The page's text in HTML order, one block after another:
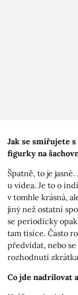
Jak se smiřujete
figurky na
Špatně, to je
u videa. Je to o
v tomhle krásná,
jiný než ostatní
se periodicky
tam tisíce. Často
předvídat, nebo
rozhodnutí
Co jde nadrilovat